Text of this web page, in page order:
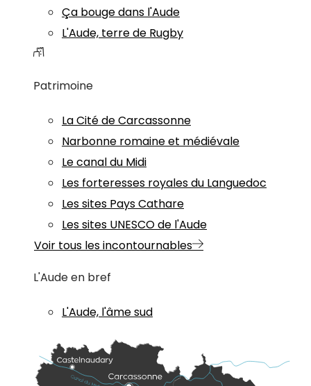
Ça bouge dans l'Aude
L'Aude, terre de Rugby
Patrimoine
La Cité de Carcassonne
Narbonne romaine et médiévale
Le canal du Midi
Les forteresses royales du Languedoc
Les sites Pays Cathare
Les sites UNESCO de l'Aude
Voir tous les incontournables
L'Aude en bref
L'Aude, l'âme sud